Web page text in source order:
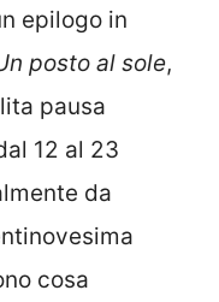
epilogo in
posto al sole,
pausa
12 al 23
da
cosa